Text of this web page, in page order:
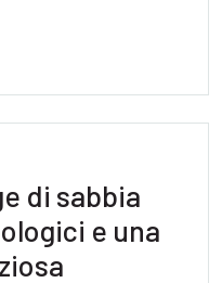
di sabbia
e una